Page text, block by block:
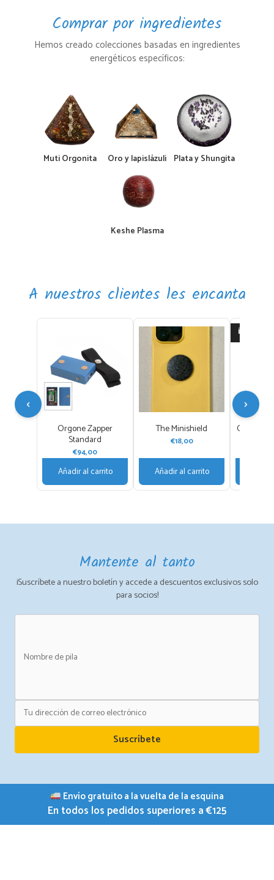
Comprar por ingredientes
Hemos creado colecciones basadas en ingredientes
energéticos específicos:
Muti Orgonita Oro y lapislázuli Plata y Shungita
Keshe Plasma
A nuestros clientes les encanta
‹
Orgone Zapper
Standard
€94,00
Añadir al carrito
The Minishield
€18,00
Añadir al carrito
¡OFERTA!
Gold and
›
Mantente al tanto
¡Suscríbete a nuestro boletín y accede a descuentos exclusivos solo
para socios!
Suscríbete
Envío gratuito a la vuelta de la esquina
En todos los pedidos superiores a €125